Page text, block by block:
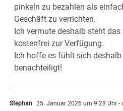
pinkeln zu bezahlen als
Geschäft zu verrichten.
Ich vermute deshalb steht
kostenfrei zur Verfügung.
Ich hoffe es fühlt sich
benachteiligt!
Stephan 25. Januar 2026 um 9:28 Uhr -